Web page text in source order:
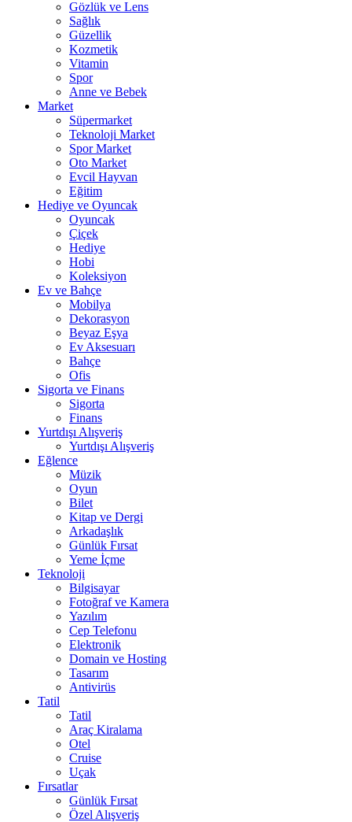
Gözlük ve Lens
Sağlık
Güzellik
Kozmetik
Vitamin
Spor
Anne ve Bebek
Market
Süpermarket
Teknoloji Market
Spor Market
Oto Market
Evcil Hayvan
Eğitim
Hediye ve Oyuncak
Oyuncak
Çiçek
Hediye
Hobi
Koleksiyon
Ev ve Bahçe
Mobilya
Dekorasyon
Beyaz Eşya
Ev Aksesuarı
Bahçe
Ofis
Sigorta ve Finans
Sigorta
Finans
Yurtdışı Alışveriş
Yurtdışı Alışveriş
Eğlence
Müzik
Oyun
Bilet
Kitap ve Dergi
Arkadaşlık
Günlük Fırsat
Yeme İçme
Teknoloji
Bilgisayar
Fotoğraf ve Kamera
Yazılım
Cep Telefonu
Elektronik
Domain ve Hosting
Tasarım
Antivirüs
Tatil
Tatil
Araç Kiralama
Otel
Cruise
Uçak
Fırsatlar
Günlük Fırsat
Özel Alışveriş